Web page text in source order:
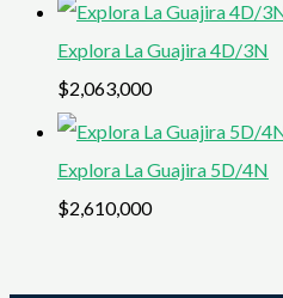
Explora La Guajira 4D/3N
$2,063,000
Explora La Guajira 5D/4N
$2,610,000